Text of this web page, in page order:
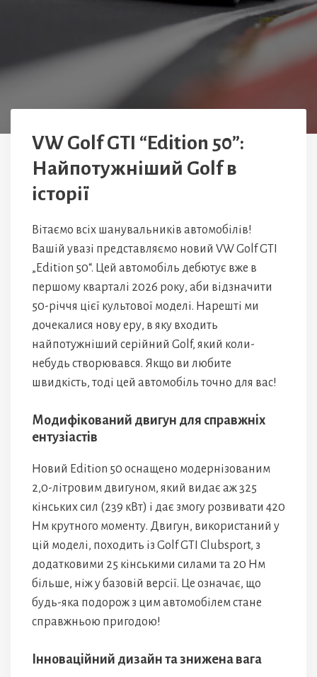
VW Golf GTI “Edition 50”:
Найпотужніший Golf в
історії
Вітаємо всіх шанувальників автомобілів!
Вашій увазі представляємо новий VW Golf GTI
„Edition 50“. Цей автомобіль дебютує вже в
першому кварталі 2026 року, аби відзначити
50-річчя цієї культової моделі. Нарешті ми
дочекалися нову еру, в яку входить
найпотужніший серійний Golf, який коли-
небудь створювався. Якщо ви любите
швидкість, тоді цей автомобіль точно для вас!
Модифікований двигун для справжніх
ентузіастів
Новий Edition 50 оснащено модернізованим
2,0-літровим двигуном, який видає аж 325
кінських сил (239 кВт) і дає змогу розвивати 420
Нм крутного моменту. Двигун, використаний у
цій моделі, походить із Golf GTI Clubsport, з
додатковими 25 кінськими силами та 20 Нм
більше, ніж у базовій версії. Це означає, що
будь-яка подорож з цим автомобілем стане
справжньою пригодою!
Інноваційний дизайн та знижена вага